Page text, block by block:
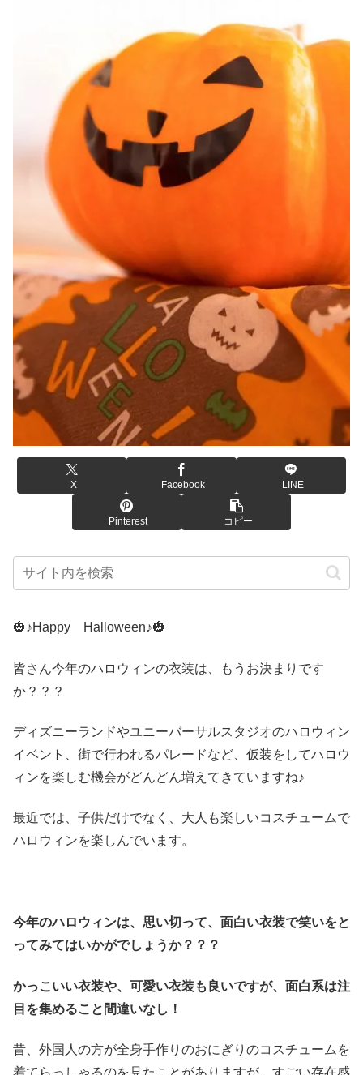
X Facebook LINE
Pinterest コピー
🎃♪Happy Halloween♪🎃
皆さん今年のハロウィンの衣装は、もうお決まりです
か？？？
ディズニーランドやユニーバーサルスタジオのハロウィン
イベント、街で行われるパレードなど、仮装をしてハロウ
ィンを楽しむ機会がどんどん増えてきていますね♪
最近では、子供だけでなく、大人も楽しいコスチュームで
ハロウィンを楽しんでいます。
今年のハロウィンは、思い切って、面白い衣装で笑いをと
ってみてはいかがでしょうか？？？
かっこいい衣装や、可愛い衣装も良いですが、面白系は注
目を集めること間違いなし！
昔、外国人の方が全身手作りのおにぎりのコスチュームを
着てらっしゃるのを見たことがありますが、すごい存在感